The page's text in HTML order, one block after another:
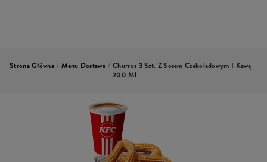
Strona Główna / Menu Dostawa / Churros 3 Szt. Z Sosem Czekoladowym I Kawą
200 Ml